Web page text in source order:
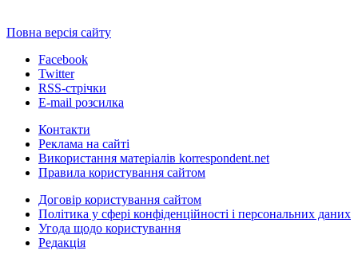
Повна версія сайту
Facebook
Twitter
RSS-стрічки
E-mail розсилка
Контакти
Реклама на сайті
Використання матеріалів korrespondent.net
Правила користування сайтом
Договір користування сайтом
Політика у сфері конфіденційності і персональних даних
Угода щодо користування
Редакція